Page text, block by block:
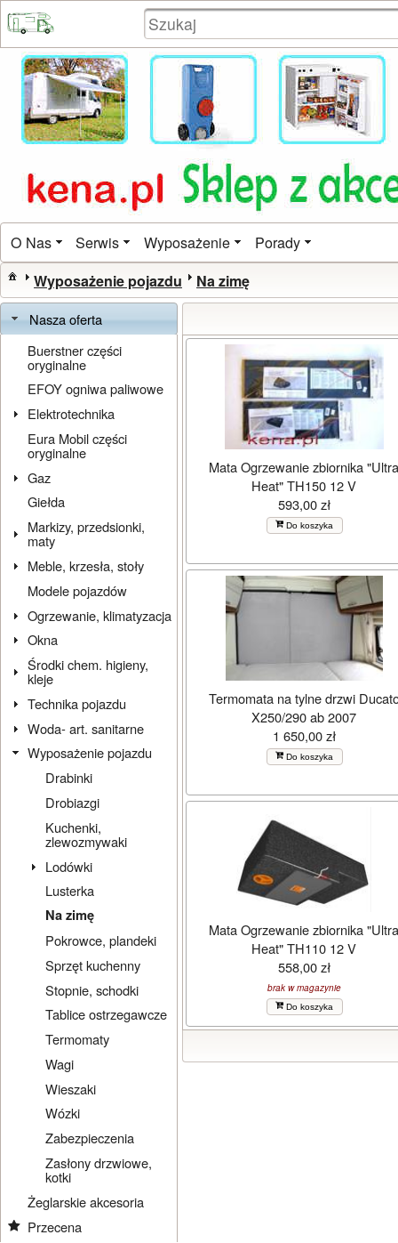
O Nas Serwis Wyposażenie Porady
Wyposażenie pojazdu Na zimę
Nasza oferta
Buerstner części
oryginalne
EFOY ogniwa paliwowe
Elektrotechnika
Eura Mobil części
oryginalne
Gaz
Giełda
Markizy, przedsionki,
maty
Meble, krzesła, stoły
Modele pojazdów
Ogrzewanie, klimatyzacja
Okna
Środki chem. higieny,
kleje
Technika pojazdu
Woda- art. sanitarne
Wyposażenie pojazdu
Drabinki
Drobiazgi
Kuchenki,
zlewozmywaki
Lodówki
Lusterka
Na zimę
Pokrowce, plandeki
Sprzęt kuchenny
Stopnie, schodki
Tablice ostrzegawcze
Termomaty
Wagi
Wieszaki
Wózki
Zabezpieczenia
Zasłony drzwiowe,
kotki
Żeglarskie akcesoria
Przecena
Mata Ogrzewanie zbiornika
Heat" TH150 12 V
593,00 zł
Do koszyka
Termomata na tylne drzwi
X250/290 ab 2007
1 650,00 zł
Do koszyka
Mata Ogrzewanie zbiornika
Heat" TH110 12 V
558,00 zł
brak w magazynie
Do koszyka